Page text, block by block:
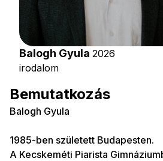
Balogh Gyula 2026
irodalom
Bemutatkozás
Balogh Gyula
1985-ben született Budapesten.
A Kecskeméti Piarista